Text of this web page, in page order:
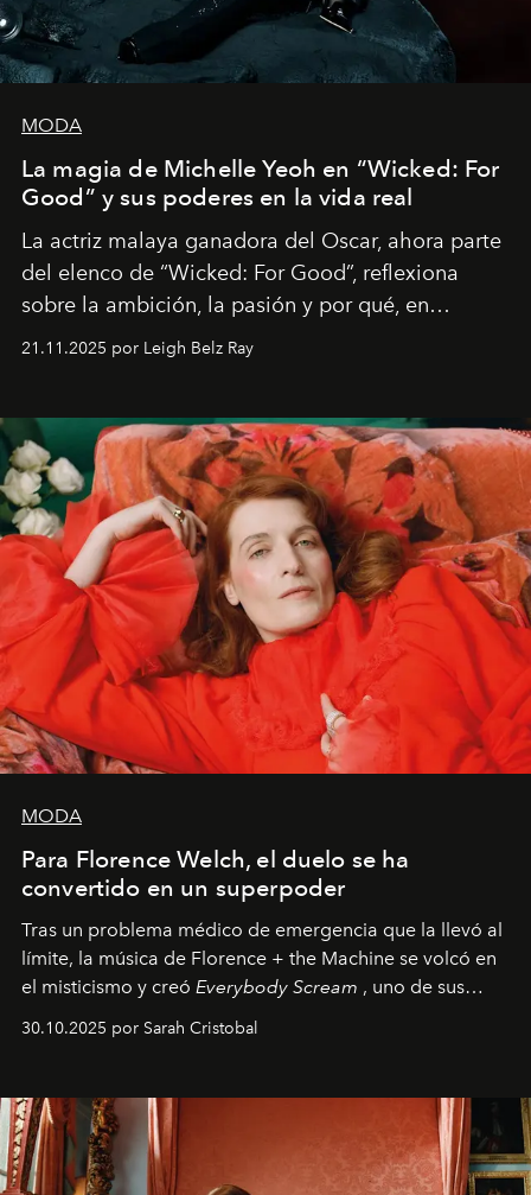
MODA
La magia de Michelle Yeoh en “Wicked: For
Good” y sus poderes en la vida real
La actriz malaya ganadora del Oscar, ahora parte
del elenco de “Wicked: For Good”, reflexiona
sobre la ambición, la pasión y por qué, en
ocasiones, la introspección puede esperar. “Es
importa si no lo entienden’”, confiesa.
21.11.2025 por Leigh Belz Ray
MODA
Para Florence Welch, el duelo se ha
convertido en un superpoder
Tras un problema médico de emergencia que la llevó al
límite, la música de Florence + the Machine se volcó en
el misticismo y creó Everybody Scream , uno de sus
álbumes más profundos hasta la fecha.
30.10.2025 por Sarah Cristobal